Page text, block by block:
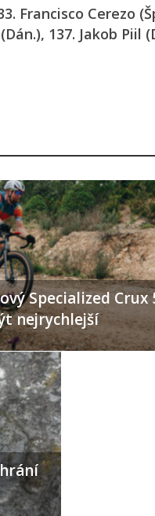
Francisco Cerezo
137. Jakob Piil
Specialized Crux
nejrychlejší